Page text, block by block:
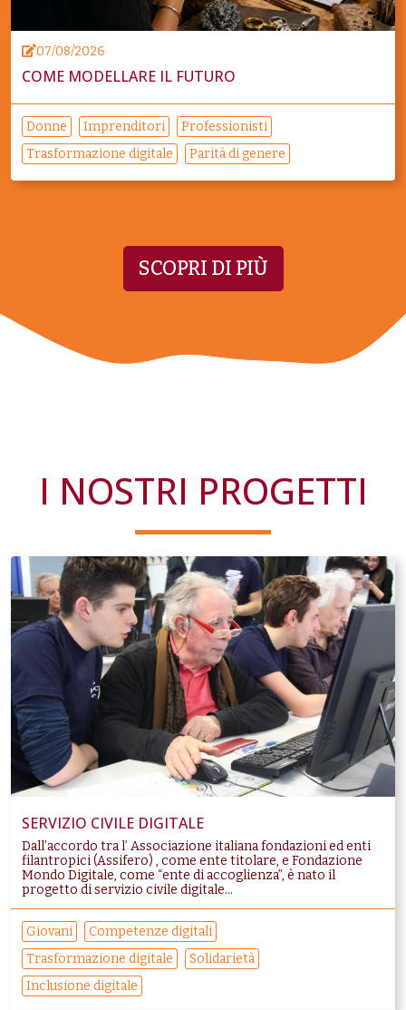
07/08/2026
COME MODELLARE IL FUTURO
Donne Imprenditori
Professionisti
Trasformazione digitale
Parità di genere
SCOPRI DI PIÙ
I NOSTRI PROGETTI
SERVIZIO CIVILE DIGITALE
Dall’accordo tra l’ Associazione italiana fondazioni ed enti
filantropici (Assifero) , come ente titolare, e Fondazione
Mondo Digitale, come “ente di accoglienza”, è nato il
progetto di servizio civile digitale...
Giovani
Competenze digitali
Trasformazione digitale
Solidarietà
Inclusione digitale